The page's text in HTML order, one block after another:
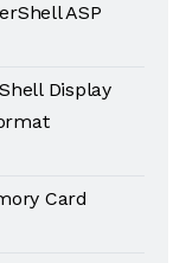
ASP
Display
Card